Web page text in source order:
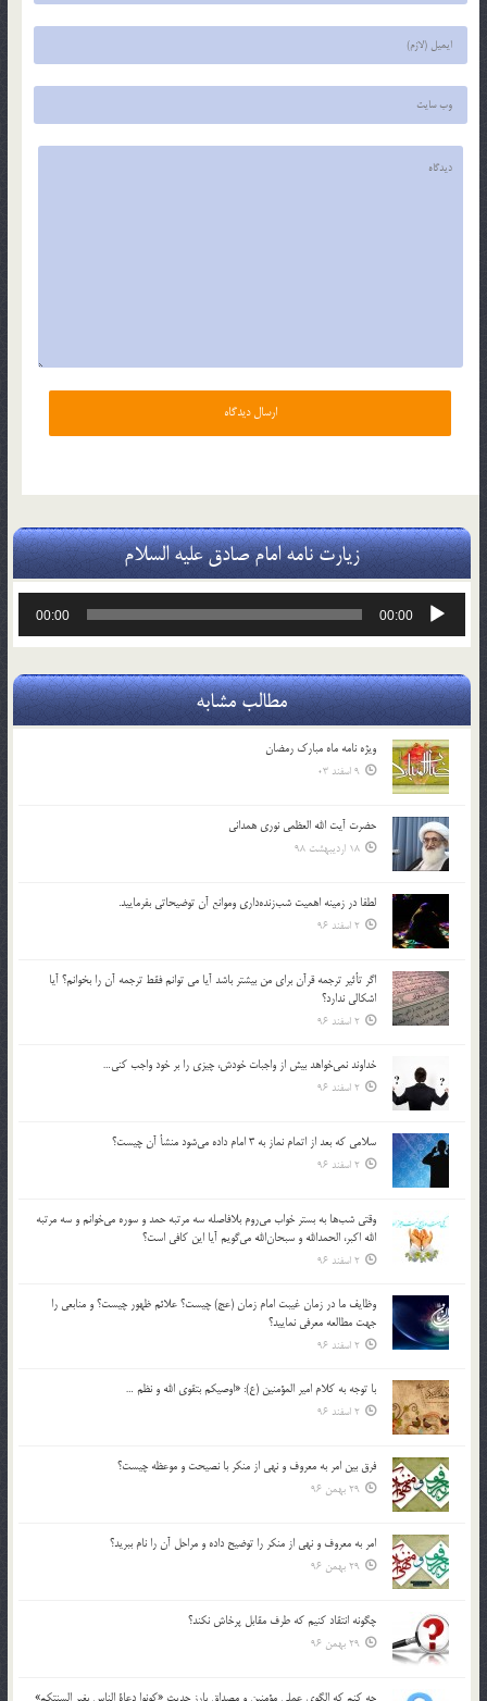
زیارت نامه امام صادق علیه السلام
پخش‌کننده
00:00
00:00
مطالب مشابه
ویژه نامه ماه مبارک رمضان
9 اسفند 03
حضرت آیت الله العظمی نوری همدانی
18 اردیبهشت 98
لطفا در زمينه اهميت شب‌زنده‌داري وموانع آن توضيحاتي بفرماييد.
2 اسفند 96
اگر تأثير ترجمه قرآن براي من بيشتر باشد آيا مي توانم فقط ترجمه آن را بخوانم؟ آيا
اشكالي ندارد؟
2 اسفند 96
خداوند نمي‌خواهد بيش از واجبات خودش، چيزي را بر خود واجب كني…
2 اسفند 96
سلامي كه بعد از اتمام نماز به 3 امام داده مي‌شود منشأ آن چيست؟
2 اسفند 96
وقتي شب‌ها به بستر خواب مي‌روم بلافاصله سه مرتبه حمد و سوره مي‌خوانم و سه مرتبه
الله اكبر، الحمدالله و سبحان‌الله مي‌گويم آيا اين كافي است؟
2 اسفند 96
وظايف ما در زمان غيبت امام زمان (عج) چيست؟ علائم ظهور چيست؟ و منابعي را
جهت مطالعه معرفي نماييد؟
2 اسفند 96
با توجه به كلام امير المؤمنين (ع): «اوصيكم بتقوي الله و نظم …
2 اسفند 96
فرق بين امر به معروف و نهي از منكر با نصيحت و موعظه چيست؟
29 بهمن 96
امر به معروف و نهي از منكر را توضيح داده و مراحل آن را نام ببريد؟
29 بهمن 96
چگونه انتقاد كنيم كه طرف مقابل پرخاش نكند؟
29 بهمن 96